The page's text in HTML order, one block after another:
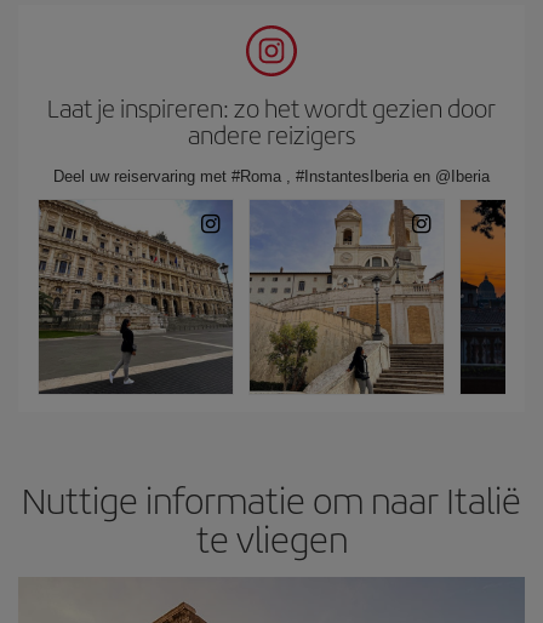
Laat je inspireren: zo het wordt gezien door
andere reizigers
Deel uw reiservaring met #Roma , #InstantesIberia en @Iberia
Nuttige informatie om naar Italië
te vliegen